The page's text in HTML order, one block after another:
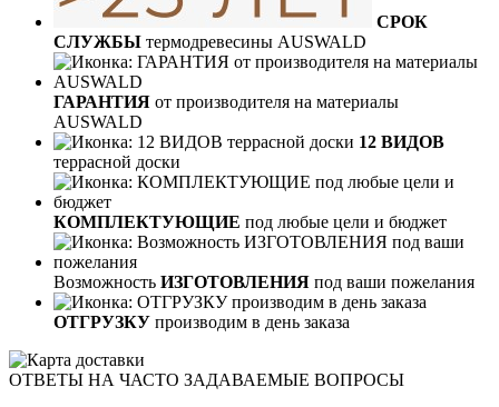
СРОК
СЛУЖБЫ термодревесины AUSWALD
ГАРАНТИЯ от производителя на материалы
AUSWALD
12 ВИДОВ
террасной доски
КОМПЛЕКТУЮЩИЕ под любые цели и бюджет
Возможность ИЗГОТОВЛЕНИЯ под ваши пожелания
ОТГРУЗКУ производим в день заказа
ОТВЕТЫ НА ЧАСТО ЗАДАВАЕМЫЕ ВОПРОСЫ